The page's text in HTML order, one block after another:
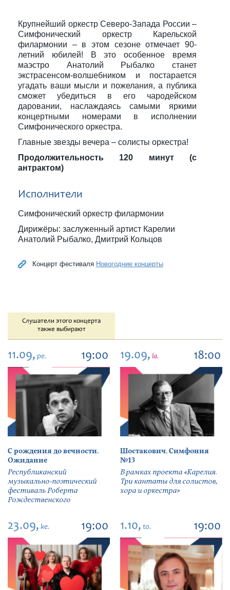
Крупнейший оркестр Северо-Запада России –
Симфонический оркестр Карельской
филармонии – в этом сезоне отмечает 90-
летний юбилей! В это особенное время
маэстро Анатолий Рыбалко станет
экстрасенсом-волшебником и постарается
угадать ваши мысли и пожелания, а публика
сможет убедиться в его чародейском
даровании, наслаждаясь самыми яркими
концертными номерами в исполнении
Симфонического оркестра.
Главные звезды вечера – солисты оркестра!
Продолжительность 120 минут (с
антрактом)
Исполнители
Симфонический оркестр филармонии
Дирижёры: заслуженный артист Карелии
Анатолий Рыбалко, Дмитрий Кольцов
Концерт фестиваля Новогодние концерты
Слушатели этого концерта
также выбирают
11.09, pe. 19:00
С рождения до вечности.
Ожидание
Республиканский
музыкально-поэтический
фестиваль Роберта
Рождественского
19.09, la. 18:00
Шостакович. Симфония
№13
В рамках проекта «Карелия.
Три кантаты для солистов,
хора и оркестра»
23.09, ke. 19:00 1.10, to. 19:00